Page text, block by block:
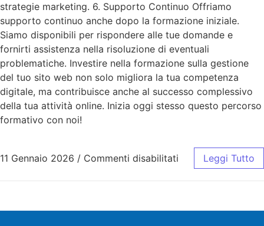
strategie marketing. 6. Supporto Continuo Offriamo
supporto continuo anche dopo la formazione iniziale.
Siamo disponibili per rispondere alle tue domande e
fornirti assistenza nella risoluzione di eventuali
problematiche. Investire nella formazione sulla gestione
del tuo sito web non solo migliora la tua competenza
digitale, ma contribuisce anche al successo complessivo
della tua attività online. Inizia oggi stesso questo percorso
formativo con noi!
11 Gennaio 2026 / Commenti disabilitati Leggi Tutto